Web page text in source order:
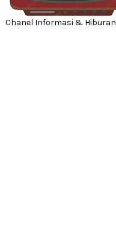
Chanel Informasi & Hiburan